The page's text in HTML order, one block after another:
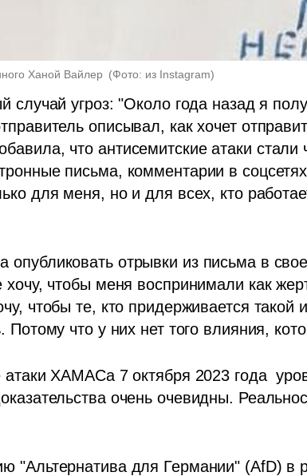
Ханой Вайлер (Фото: из Instagram)
случай угроз: "Около года назад я
описывал, как хочет
что антисемитские атаки стали
письма, комментарии в
для меня, но и для всех, кто
отрывки из письма в
чтобы меня воспринимали как
чтобы те, кто придерживается такой
что у них нет того влияния,
атаки ХАМАСа 7 октября 2023 года
очень очевидны.
"Альтернатива для Германии" (AfD) в